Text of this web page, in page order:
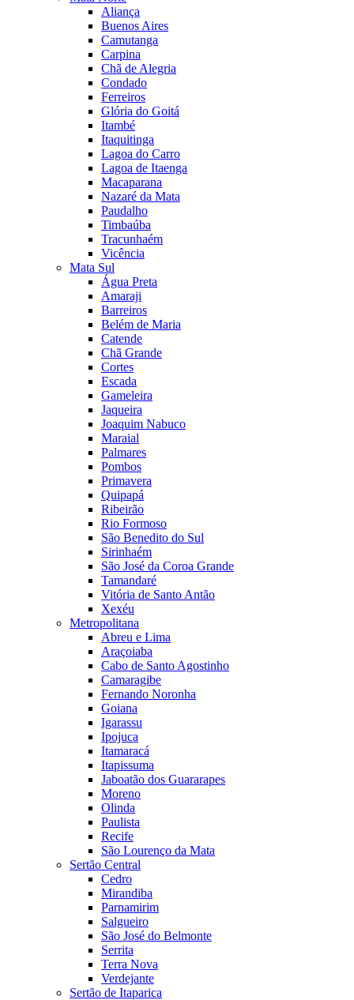
Aliança
Buenos Aires
Camutanga
Carpina
Chã de Alegria
Condado
Ferreiros
Glória do Goitá
Itambé
Itaquitinga
Lagoa do Carro
Lagoa de Itaenga
Macaparana
Nazaré da Mata
Paudalho
Timbaúba
Tracunhaém
Vicência
Mata Sul
Água Preta
Amaraji
Barreiros
Belém de Maria
Catende
Chã Grande
Cortes
Escada
Gameleira
Jaqueira
Joaquim Nabuco
Maraial
Palmares
Pombos
Primavera
Quipapá
Ribeirão
Rio Formoso
São Benedito do Sul
Sirinhaém
São José da Coroa Grande
Tamandaré
Vitória de Santo Antão
Xexéu
Metropolitana
Abreu e Lima
Araçoiaba
Cabo de Santo Agostinho
Camaragibe
Fernando Noronha
Goiana
Igarassu
Ipojuca
Itamaracá
Itapissuma
Jaboatão dos Guararapes
Moreno
Olinda
Paulista
Recife
São Lourenço da Mata
Sertão Central
Cedro
Mirandiba
Parnamirim
Salgueiro
São José do Belmonte
Serrita
Terra Nova
Verdejante
Sertão de Itaparica